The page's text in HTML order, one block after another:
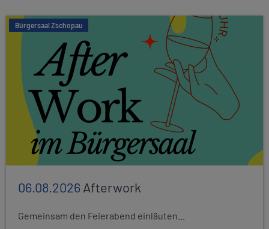
Bürgersaal Zschopau
06.08.2026Afterwork
Gemeinsam den Feierabend einläuten...